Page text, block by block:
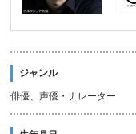
ジャンル
俳優、声優・ナレーター